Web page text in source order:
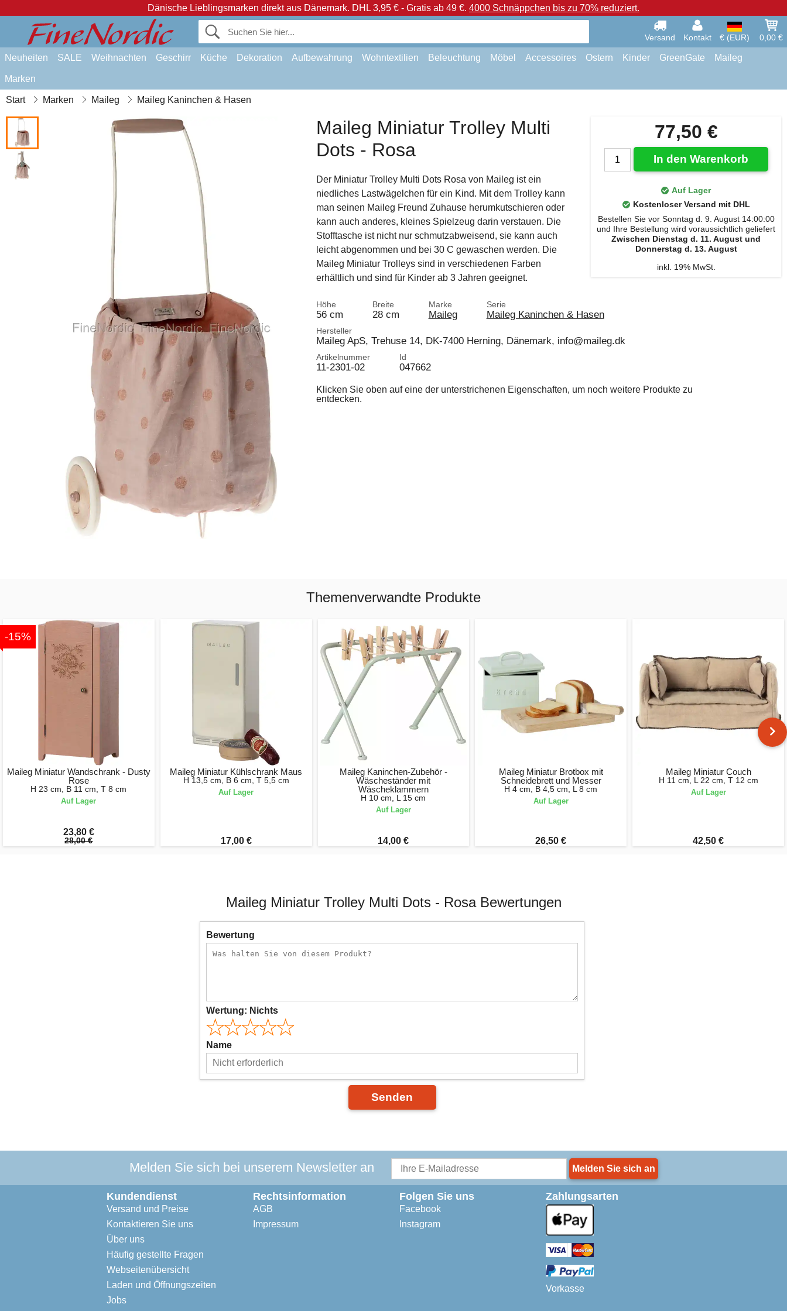
Dänische Lieblingsmarken direkt aus Dänemark. DHL 3,95 € - Gratis ab 49 €. 4000 Schnäppchen bis zu 70% reduziert.
Versand Kontakt € (EUR) 0,00 €
Neuheiten SALE Weihnachten Geschirr Küche Dekoration Aufbewahrung Wohntextilien Beleuchtung Möbel Accessoires Ostern Kinder GreenGate Maileg
Marken
Start Marken Maileg Maileg Kaninchen & Hasen
77,50 €
In den Warenkorb
Auf Lager
Kostenloser Versand mit DHL
Bestellen Sie vor Sonntag d. 9. August 14:00:00
und Ihre Bestellung wird voraussichtlich geliefert
Zwischen Dienstag d. 11. August und
Donnerstag d. 13. August
inkl. 19% MwSt.
Maileg Miniatur Trolley Multi
Dots - Rosa
Der Miniatur Trolley Multi Dots Rosa von Maileg ist ein
niedliches Lastwägelchen für ein Kind. Mit dem Trolley kann
man seinen Maileg Freund Zuhause herumkutschieren oder
kann auch anderes, kleines Spielzeug darin verstauen. Die
Stofftasche ist nicht nur schmutzabweisend, sie kann auch
leicht abgenommen und bei 30 C gewaschen werden. Die
Maileg Miniatur Trolleys sind in verschiedenen Farben
erhältlich und sind für Kinder ab 3 Jahren geeignet.
Höhe
56 cm
Breite
28 cm
Marke
Maileg
Serie
Maileg Kaninchen & Hasen
Hersteller
Maileg ApS, Trehuse 14, DK-7400 Herning, Dänemark, info@maileg.dk
Artikelnummer
11-2301-02
Id
047662
Klicken Sie oben auf eine der unterstrichenen Eigenschaften, um noch weitere Produkte zu
entdecken.
Themenverwandte Produkte
-15%
Maileg Miniatur Wandschrank - Dusty
Rose
H 23 cm, B 11 cm, T 8 cm
Auf Lager
23,80 €
28,00 €
Maileg Miniatur Kühlschrank Maus
H 13,5 cm, B 6 cm, T 5,5 cm
Auf Lager
17,00 €
Maileg Kaninchen-Zubehör -
Wäscheständer mit
Wäscheklammern
H 10 cm, L 15 cm
Auf Lager
14,00 €
Maileg Miniatur Brotbox mit
Schneidebrett und Messer
H 4 cm, B 4,5 cm, L 8 cm
Auf Lager
26,50 €
Maileg Miniatur Couch
H 11 cm, L 22 cm, T 12 cm
Auf Lager
42,50 €
Maileg Miniatur Trolley Multi Dots - Rosa Bewertungen
Bewertung
Wertung: Nichts
Name
Senden
Melden Sie sich bei unserem Newsletter an Melden Sie sich an
Kundendienst
Versand und Preise
Kontaktieren Sie uns
Über uns
Häufig gestellte Fragen
Webseitenübersicht
Laden und Öffnungszeiten
Jobs
Rechtsinformation
AGB
Impressum
Folgen Sie uns
Facebook
Instagram
Zahlungsarten
Vorkasse